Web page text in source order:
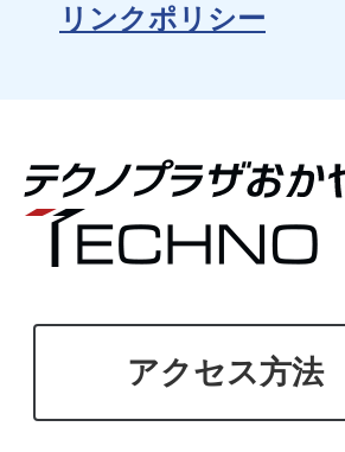
リンクポリシー
アクセス方法